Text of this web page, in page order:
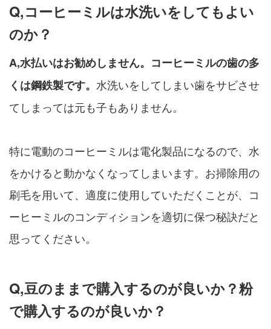
Q,コーヒーミルは水洗いをしてもよい
のか？
A,水払いはお勧めしません。コーヒーミルの歯の多
くは鋼鉄製です。 水洗いをしてしまい歯をサビさせ
てしまっては元も子もありません。
特に電動のコーヒーミルは電化製品になるので、水
をかけると動かなくなってしまいます。お掃除用の
刷毛を用いて、適度に使用していただくことが、コ
ーヒーミルのコンディションを適切に保つ秘訣だと
思ってください。
Q,豆のままで購入するのが良いか？粉
で購入するのが良いか？